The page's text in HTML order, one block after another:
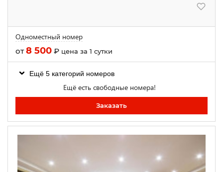
Одноместный номер
от8 500 ₽ цена за 1 сутки
Ещё 5 категорий номеров
Ещё есть свободные номера!
Заказать